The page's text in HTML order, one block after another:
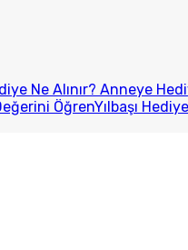
Ne Alınır? Anneye
ÖğrenYılbaşı